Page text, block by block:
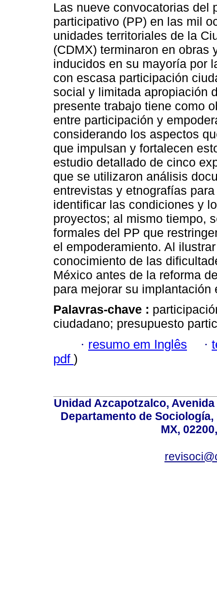
Las nueve convocatorias del
participativo (PP) en las mil
unidades territoriales de la
(CDMX) terminaron en obras
inducidos en su mayoría por
con escasa participación
social y limitada apropiación
presente trabajo tiene como
entre participación y
considerando los aspectos
que impulsan y fortalecen
estudio detallado de cinco
que se utilizaron análisis
entrevistas y etnografías
identificar las condiciones y
proyectos; al mismo tiempo,
formales del PP que
el empoderamiento. Al
conocimiento de las
México antes de la reforma
para mejorar su
Palavras-chave :
ciudadano; presupuesto
· resumo em Inglês ·
pdf )
Unidad Azcapotzalco,
Departamento de
MX,